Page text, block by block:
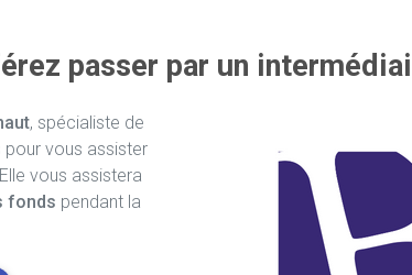
passer par un
, spécialiste de
pour vous assister
vous assistera
fonds pendant la